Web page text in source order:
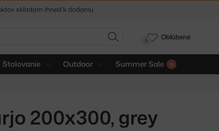
HĽADAŤ
Stolovanie Outdoor Summer Sale
0 Obľúbené
200x300, grey
odberateľovnewslettera